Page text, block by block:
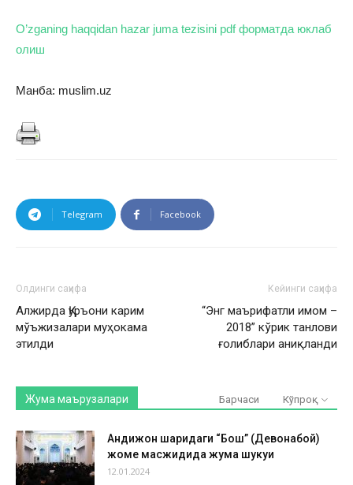
O’zganing haqqidan hazar juma tezisini pdf форматда юклаб
олиш
Манба: muslim.uz
Telegram Facebook
Олдинги саҳифа
Алжирда Қуръони карим
мўъжизалари муҳокама
этилди
Кейинги саҳифа
“Энг маърифатли имом –
2018” кўрик танлови
ғолиблари аниқланди
Жума маърузалари Барчаси Кўпроқ
Андижон шаҳридаги “Бош” (Девонабой)
жоме масжидида жума шукуҳи
12.01.2024